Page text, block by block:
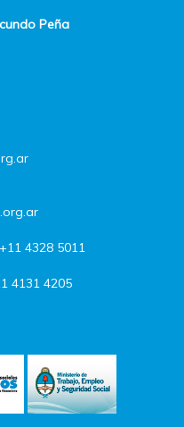
Peña
4328 5011
4131 4205